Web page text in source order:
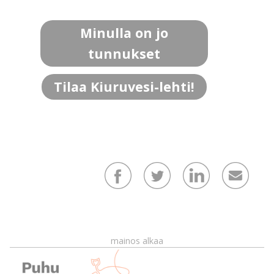
Minulla on jo
tunnukset
Tilaa Kiuruvesi-lehti!
mainos alkaa